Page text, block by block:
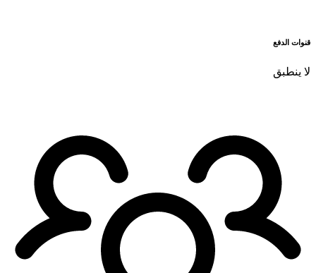
قنوات الدفع
لا ينطبق